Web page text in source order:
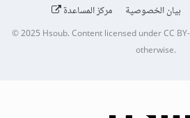
بيان الخصوصية مركز المساعدة
© 2025 Hsoub.Content licensed underCC
otherwise.